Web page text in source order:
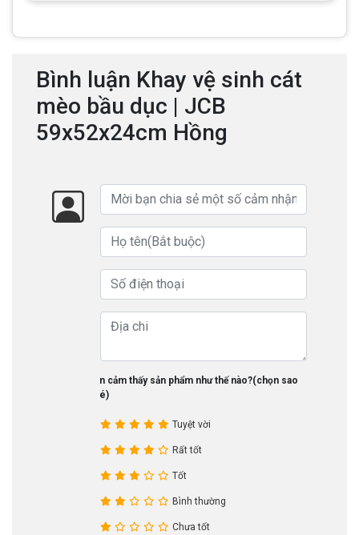
Bình luận Khay vệ sinh cát
mèo bầu dục | JCB
59x52x24cm Hồng
Bạn cảm thấy sản phẩm như thế nào?(chọn sao
nhé)
Tuyệt vời
Rất tốt
Tốt
Bình thường
Chưa tốt